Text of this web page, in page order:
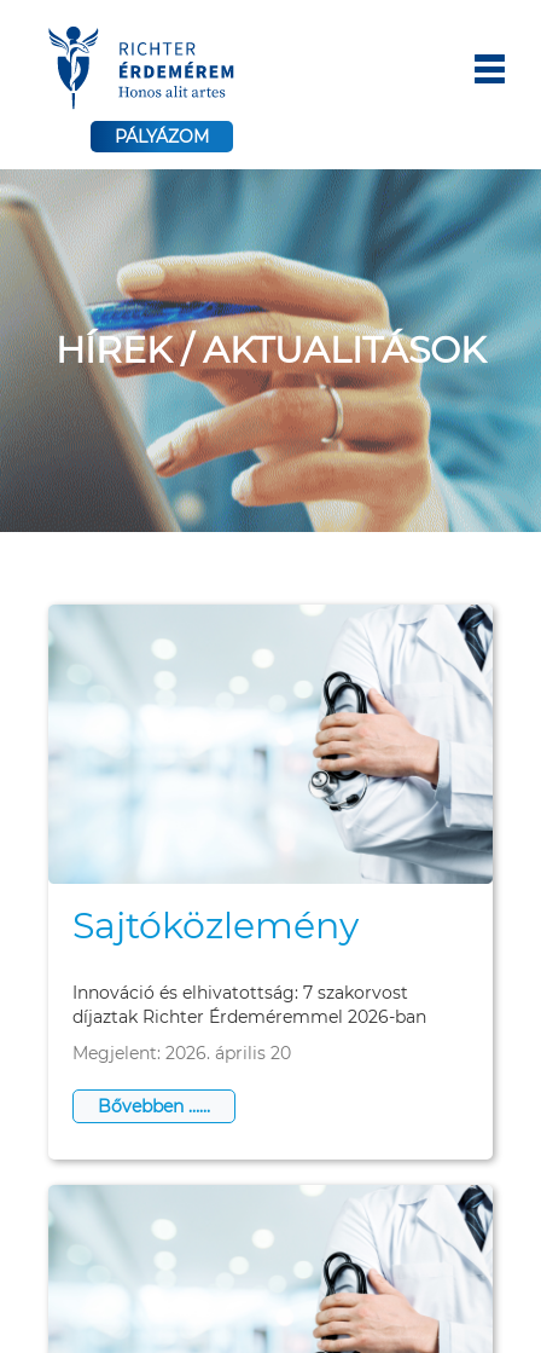
PÁLYÁZOM
HÍREK / AKTUALITÁSOK
Sajtóközlemény
Innováció és elhivatottság: 7 szakorvost
díjaztak Richter Érdeméremmel 2026-ban
Megjelent: 2026. április 20
Bővebben …...